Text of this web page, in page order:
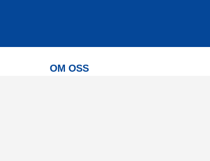
OM OSS